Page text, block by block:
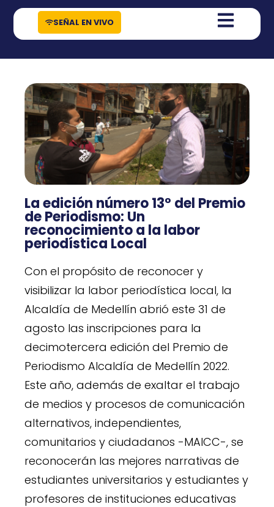
contenido
SEÑAL EN VIVO
La edición número 13° del Premio
de Periodismo: Un
reconocimiento a la labor
periodística Local
Con el propósito de reconocer y
visibilizar la labor periodística local, la
Alcaldía de Medellín abrió este 31 de
agosto las inscripciones para la
decimotercera edición del Premio de
Periodismo Alcaldía de Medellín 2022.
Este año, además de exaltar el trabajo
de medios y procesos de comunicación
alternativos, independientes,
comunitarios y ciudadanos -MAICC-, se
reconocerán las mejores narrativas de
estudiantes universitarios y estudiantes y
profesores de instituciones educativas